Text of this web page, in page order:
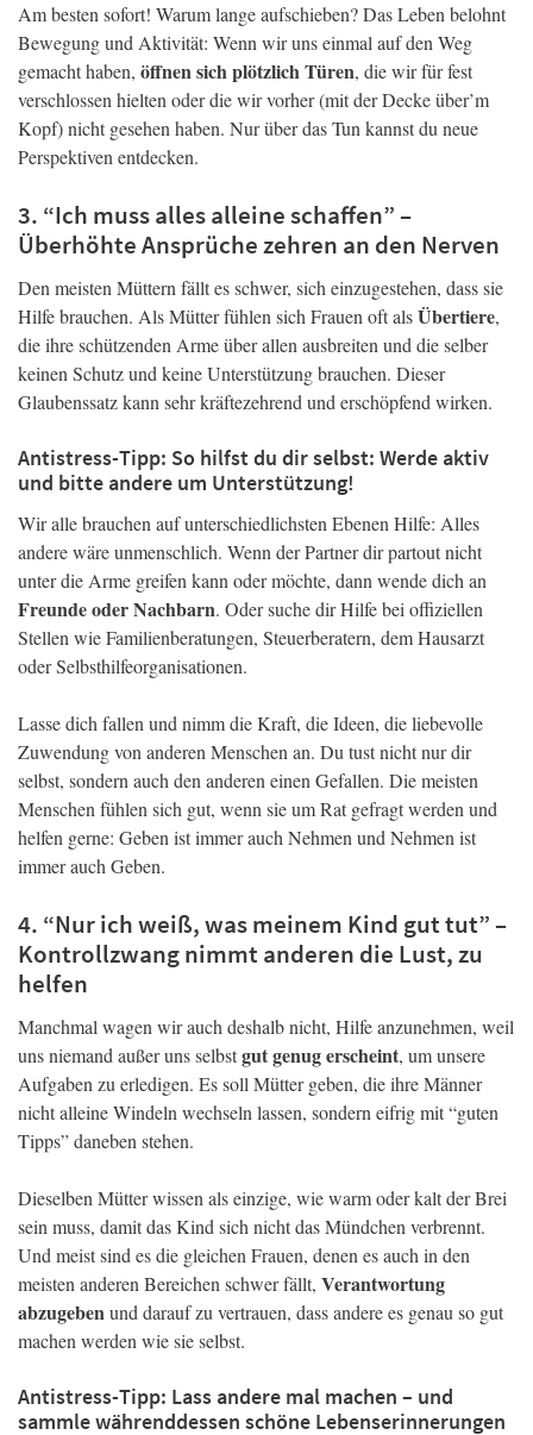
Am besten sofort! Warum lange aufschieben? Das Leben belohnt
Bewegung und Aktivität: Wenn wir uns einmal auf den Weg
gemacht haben, öffnen sich plötzlich Türen, die wir für fest
verschlossen hielten oder die wir vorher (mit der Decke über’m
Kopf) nicht gesehen haben. Nur über das Tun kannst du neue
Perspektiven entdecken.
3. “Ich muss alles alleine schaffen” –
Überhöhte Ansprüche zehren an den Nerven
Den meisten Müttern fällt es schwer, sich einzugestehen, dass sie
Hilfe brauchen. Als Mütter fühlen sich Frauen oft alsÜbertiere,
die ihre schützenden Arme über allen ausbreiten und die selber
keinen Schutz und keine Unterstützung brauchen. Dieser
Glaubenssatz kann sehr kräftezehrend und erschöpfend wirken.
Antistress-Tipp: So hilfst du dir selbst: Werde aktiv
und bitte andere um Unterstützung!
Wir alle brauchen auf unterschiedlichsten Ebenen Hilfe: Alles
andere wäre unmenschlich. Wenn der Partner dir partout nicht
unter die Arme greifen kann oder möchte, dann wende dich an
Freunde oder Nachbarn. Oder suche dir Hilfe bei offiziellen
Stellen wie Familienberatungen, Steuerberatern, dem Hausarzt
oder Selbsthilfeorganisationen.
Lasse dich fallen und nimm die Kraft, die Ideen, die liebevolle
Zuwendung von anderen Menschen an. Du tust nicht nur dir
selbst, sondern auch den anderen einen Gefallen. Die meisten
Menschen fühlen sich gut, wenn sie um Rat gefragt werden und
helfen gerne: Geben ist immer auch Nehmen und Nehmen ist
immer auch Geben.
4. “Nur ich weiß, was meinem Kind gut tut” –
Kontrollzwang nimmt anderen die Lust, zu
helfen
Manchmal wagen wir auch deshalb nicht, Hilfe anzunehmen, weil
uns niemand außer uns selbstgut genug erscheint, um unsere
Aufgaben zu erledigen. Es soll Mütter geben, die ihre Männer
nicht alleine Windeln wechseln lassen, sondern eifrig mit “guten
Tipps” daneben stehen.
Dieselben Mütter wissen als einzige, wie warm oder kalt der Brei
sein muss, damit das Kind sich nicht das Mündchen verbrennt.
Und meist sind es die gleichen Frauen, denen es auch in den
meisten anderen Bereichen schwer fällt, Verantwortung
abzugebenund darauf zu vertrauen, dass andere es genau so gut
machen werden wie sie selbst.
Antistress-Tipp: Lass andere mal machen – und
sammle währenddessen schöne Lebenserinnerungen